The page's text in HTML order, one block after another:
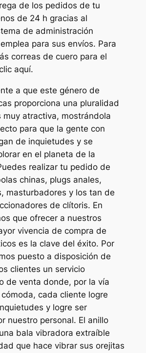
de los pedidos de tu
de 24 h gracias al
de administración
para sus envíos. Para
correas de cuero para el
aquí.
a que este género de
proporciona una pluralidad
muy atractiva, mostrándola
para que la gente con
de inquietudes y se
en el planeta de la
realizar tu pedido de
chinas, plugs anales,
masturbadores y los tan de
de clítoris. En
que ofrecer a nuestros
vivencia de compra de
es la clave del éxito. Por
puesto a disposición de
clientes un servicio
de venta donde, por la vía
cada cliente logre
y logre ser
nuestro personal. El anillo
bala vibradora extraíble
que hace vibrar sus orejitas